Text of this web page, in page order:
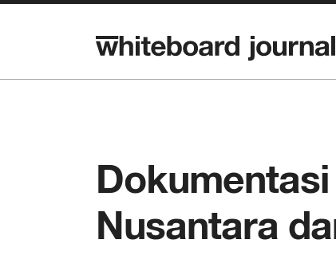
Nusantara